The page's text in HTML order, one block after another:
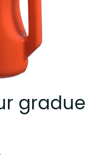
gradue